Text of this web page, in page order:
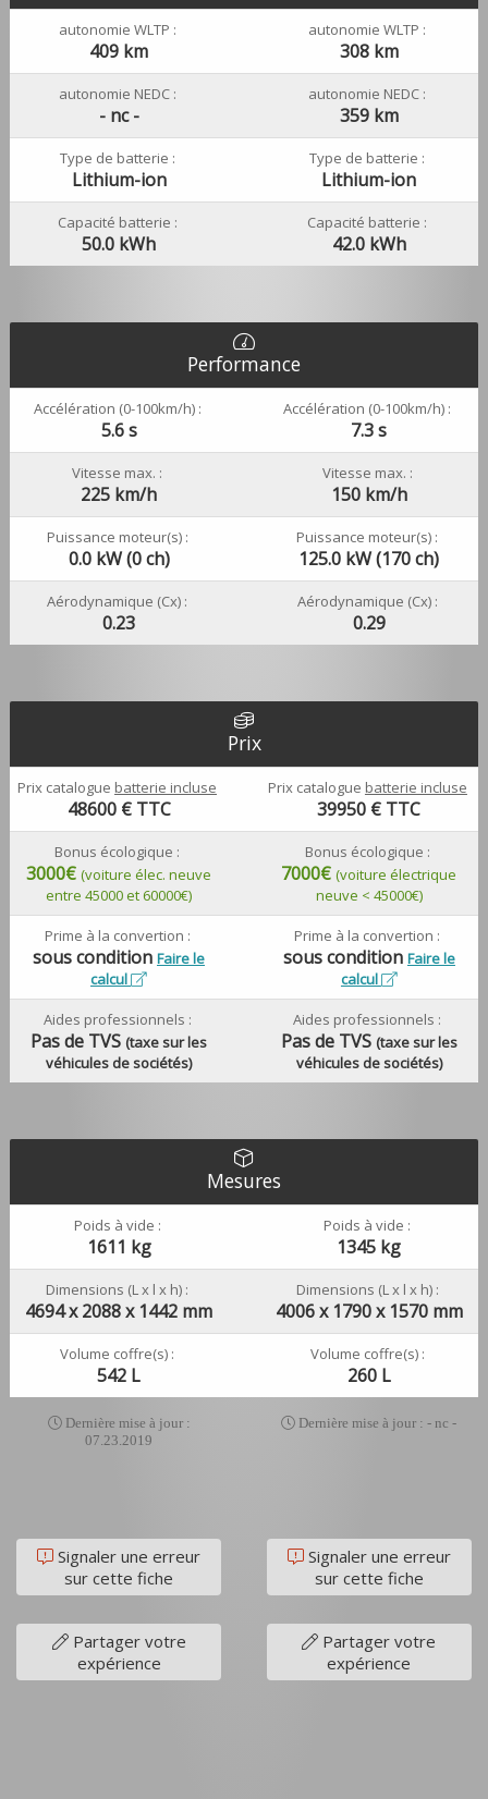
autonomie WLTP :
409 km
autonomie WLTP :
308 km
autonomie NEDC :
- nc -
autonomie NEDC :
359 km
Type de batterie :
Lithium-ion
Type de batterie :
Lithium-ion
Capacité batterie :
50.0 kWh
Capacité batterie :
42.0 kWh
Performance
Accélération (0-100km/h) :
5.6 s
Accélération (0-100km/h) :
7.3 s
Vitesse max. :
225 km/h
Vitesse max. :
150 km/h
Puissance moteur(s) :
0.0 kW (0 ch)
Puissance moteur(s) :
125.0 kW (170 ch)
Aérodynamique (Cx) :
0.23
Aérodynamique (Cx) :
0.29
Prix
Prix catalogue batterie incluse
48600 € TTC
Prix catalogue batterie incluse
39950 € TTC
Bonus écologique :
3000€(voiture élec. neuve
entre 45000 et 60000€)
Bonus écologique :
7000€(voiture électrique
neuve < 45000€)
Prime à la convertion :
sous conditionFaire le
calcul
Prime à la convertion :
sous condition Faire le
calcul
Aides professionnels :
Pas de TVS (taxe sur les
véhicules de sociétés)
Aides professionnels :
Pas de TVS (taxe sur les
véhicules de sociétés)
Mesures
Poids à vide :
1611 kg
Poids à vide :
1345 kg
Dimensions (L x l x h) :
4694 x 2088 x 1442 mm
Dimensions (L x l x h) :
4006 x 1790 x 1570 mm
Volume coffre(s) :
542 L
Volume coffre(s) :
260 L
Dernière mise à jour :
07.23.2019
Dernière mise à jour : - nc -
Signaler une erreur
sur cette fiche
Partager votre
expérience
Signaler une erreur
sur cette fiche
Partager votre
expérience